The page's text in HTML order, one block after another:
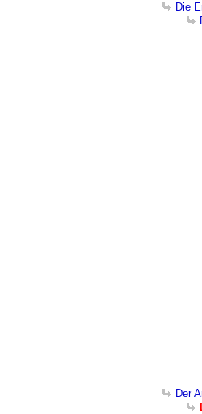
Die
Der